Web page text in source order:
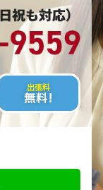
出張料
無料!